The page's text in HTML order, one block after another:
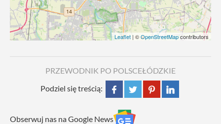
Leaflet | ©OpenStreetMapcontributors
PRZEWODNIK PO POLSCEŁÓDZKIE
Podziel się treścią:
Obserwuj nas na Google News